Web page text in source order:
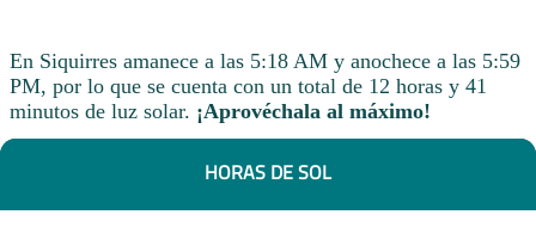
En Siquirres amanece a las 5:18 AM y anochece a las 5:59
PM, por lo que se cuenta con un total de 12 horas y 41
minutos de luz solar. ¡Aprovéchala al máximo!
HORAS DE SOL